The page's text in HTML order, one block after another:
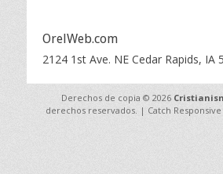
OrelWeb.com
2124 1st Ave. NE Cedar Rapids, IA
Derechos de copia © 2026
derechos reservados. | Catch